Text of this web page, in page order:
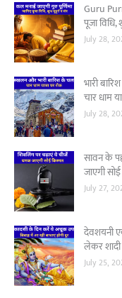
Guru
पूजा विधि,
July 28,
भारी
चार धाम
July 28,
सावन के
जाएगी
July 27,
देवशयनी
लेकर शादी
July 25,